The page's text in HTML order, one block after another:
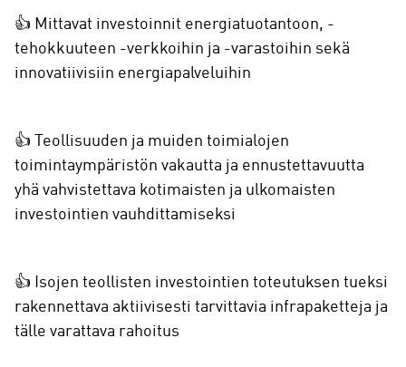
👍 Mittavat investoinnit energiatuotantoon, -
tehokkuuteen -verkkoihin ja -varastoihin sekä
innovatiivisiin energiapalveluihin
👍 Teollisuuden ja muiden toimialojen
toimintaympäristön vakautta ja ennustettavuutta
yhä vahvistettava kotimaisten ja ulkomaisten
investointien vauhdittamiseksi
👍 Isojen teollisten investointien toteutuksen tueksi
rakennettava aktiivisesti tarvittavia infrapaketteja ja
tälle varattava rahoitus